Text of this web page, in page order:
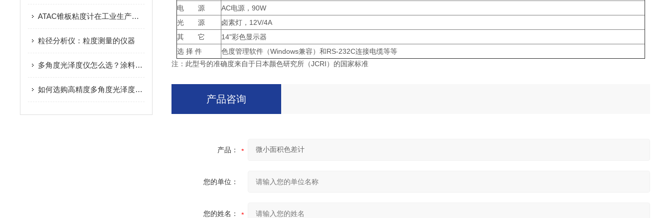
ATAC锥板粘度计在工业生产中的应用
粒径分析仪：粒度测量的仪器
多角度光泽度仪怎么选？涂料塑胶检测的角度与量程选型指南
如何选购高精度多角度光泽度仪？测量角度、量程与选型要点全攻略
电 源
AC电源，90W
光 源
卤素灯，12V/4A
其 它
14"彩色显示器
选 择 件
色度管理软件（Windows兼容）和RS-232C连接电缆等等
注：此型号的准确度来自于日本颜色研究所（JCRI）的国家标准
产品咨询
产品：
您的单位：
您的姓名：